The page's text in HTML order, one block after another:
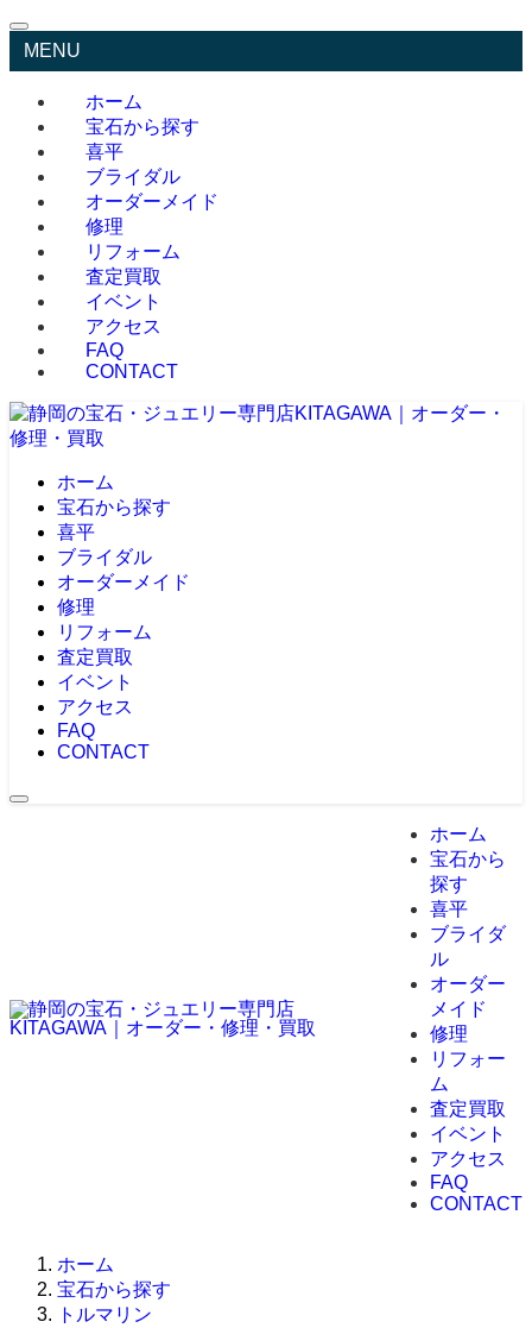
MENU
ホーム
宝石から探す
喜平
ブライダル
オーダーメイド
修理
リフォーム
査定買取
イベント
アクセス
FAQ
CONTACT
ホーム
宝石から探す
喜平
ブライダル
オーダーメイド
修理
リフォーム
査定買取
イベント
アクセス
FAQ
CONTACT
ホーム
宝石から
探す
喜平
ブライダ
ル
オーダー
メイド
修理
リフォー
ム
査定買取
イベント
アクセス
FAQ
CONTACT
ホーム
宝石から探す
トルマリン